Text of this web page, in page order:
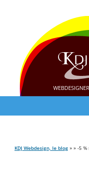
KDJ Webdesign, le blog » » -5 %